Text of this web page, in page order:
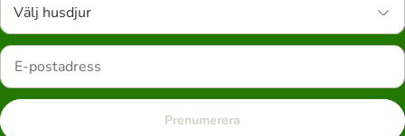
Välj husdjur
Prenumerera